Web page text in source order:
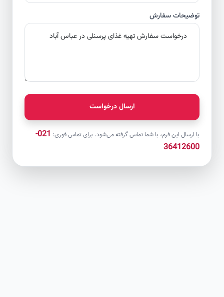
توضیحات سفارش
ارسال درخواست
با ارسال این فرم، با شما تماس گرفته می‌شود. برای تماس فوری:
021-
36412600